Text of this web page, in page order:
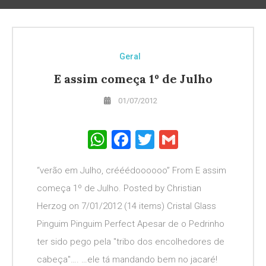
Geral
E assim começa 1º de Julho
01/07/2012
WhatsApp
Facebook
Twitter
“verão em Julho, crééédoooooo” From E assim
começa 1º de Julho. Posted by Christian
Herzog on 7/01/2012 (14 items) Cristal Glass
Pinguim Pinguim Perfect Apesar de o Pedrinho
ter sido pego pela "tribo dos encolhedores de
cabeça"…. …ele tá mandando bem no jacaré!